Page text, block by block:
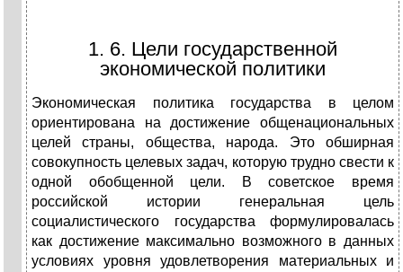
1. 6. Цели государственной
экономической политики
Экономическая политика государства в целом
ориентирована на достижение общенациональных
целей страны, общества, народа. Это обширная
совокупность целевых задач, которую трудно свести к
одной обобщенной цели. В советское время
российской истории генеральная цель
социалистического государства формулировалась
как достижение максимально возможного в данных
условиях уровня удовлетворения материальных и